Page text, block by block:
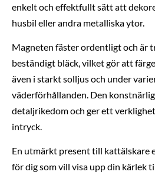
enkelt och effektfullt sätt att
husbil eller andra metalliska ytor.
Magneten fäster ordentligt och är
beständigt bläck, vilket gör att
även i starkt solljus och under
väderförhållanden. Den
detaljrikedom och ger ett
intryck.
En utmärkt present till kattälskare
för dig som vill visa upp din kärlek